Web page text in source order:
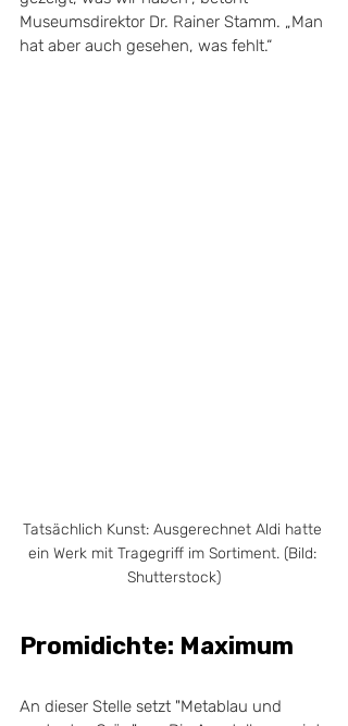
Museumsdirektor Dr. Rainer Stamm. „Man
hat aber auch gesehen, was fehlt.“
Tatsächlich Kunst: Ausgerechnet Aldi hatte
ein Werk mit Tragegriff im Sortiment. (Bild:
Shutterstock)
Promidichte: Maximum
An dieser Stelle setzt "Metablau und